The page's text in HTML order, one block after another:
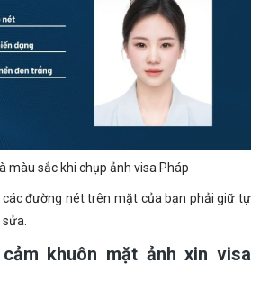
màu sắc khi chụp ảnh visa Pháp
các đường nét trên mặt của bạn phải giữ tự
khuôn mặt ảnh xin visa